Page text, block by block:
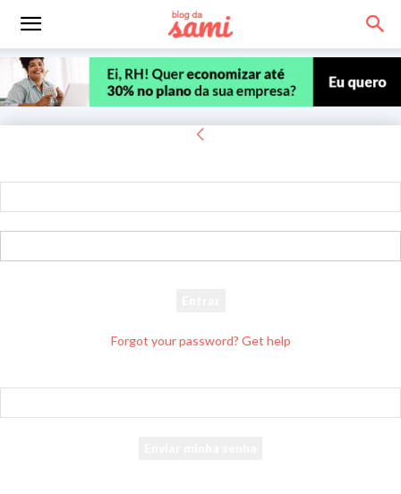
Forgot your password? Get help